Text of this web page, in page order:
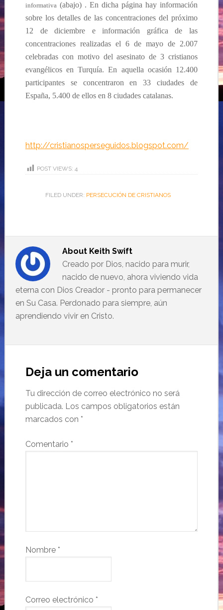
informativa (abajo) . En dicha página hay información
sobre los detalles de las concentraciones del próximo
12 de diciembre e información gráfica de las
concentraciones realizadas el 6 de mayo de 2.007
celebradas con motivo del asesinato de 3 cristianos
evangélicos en Turquía. En aquella ocasión 12.400
participantes se concentraron en 33 ciudades de
España, 5.400 de ellos en 8 ciudades catalanas.
http://cristianosperseguidos.blogspot.com/
POST VIEWS: 4
FILED UNDER: PERSECUCIÓN DE CRISTIANOS
About Keith Swift
Creado por Dios, nacido para murir,
nacido de nuevo, ahora viviendo vida
eterna con Dios Creador - pronto para permanecer
en Su Casa. Perdonado para siempre, aún
aprendiendo vivir en Cristo.
Deja un comentario
Tu dirección de correo electrónico no será
publicada. Los campos obligatorios están
marcados con *
Comentario *
Nombre *
Correo electrónico *